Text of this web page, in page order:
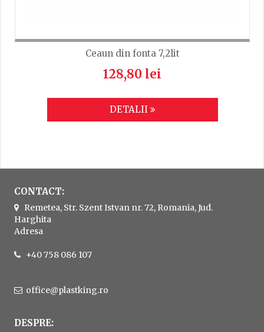
Ceaun din fonta 7,2lit
128,80 lei
DETALII
CONTACT:
Remetea, Str. Szent Istvan nr. 72, Romania, Jud.
Harghita
Adresa
+40 758 086 107
office@plastking.ro
DESPRE: